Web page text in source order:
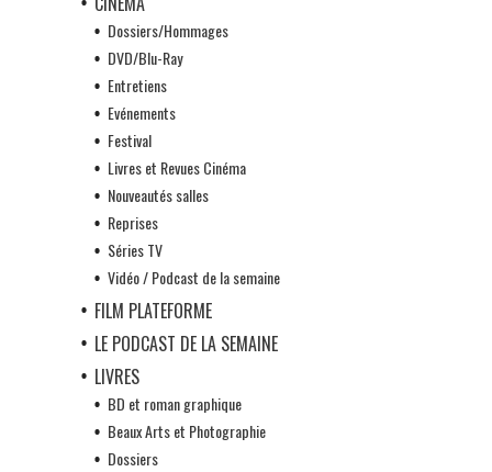
Dossiers/Hommages
DVD/Blu-Ray
Entretiens
Evénements
Festival
Livres et Revues Cinéma
Nouveautés salles
Reprises
Séries TV
Vidéo / Podcast de la semaine
FILM PLATEFORME
LE PODCAST DE LA SEMAINE
LIVRES
BD et roman graphique
Beaux Arts et Photographie
Dossiers